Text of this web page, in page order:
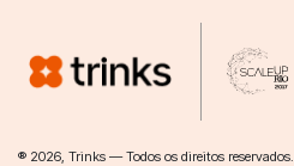
® 2026, Trinks — Todos os direitos reservados.